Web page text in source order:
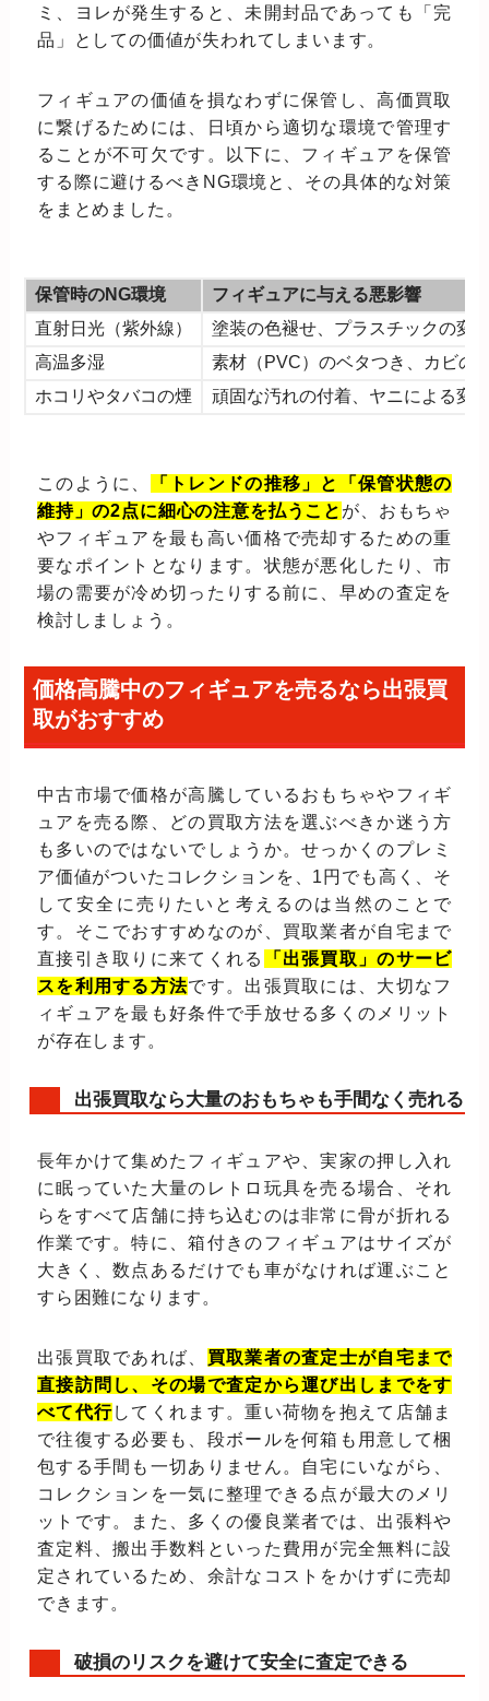
ミ、ヨレが発生すると、未開封品であっても「完
品」としての価値が失われてしまいます。
フィギュアの価値を損なわずに保管し、高価買取
に繋げるためには、日頃から適切な環境で管理す
ることが不可欠です。以下に、フィギュアを保管
する際に避けるべきNG環境と、その具体的な対策
をまとめました。
保管時のNG環境
フィギュアに与える悪影響
直射日光（紫外線）
塗装の色褪せ、プラスチックの変
高温多湿
素材（PVC）のベタつき、カビの
ホコリやタバコの煙
頑固な汚れの付着、ヤニによる変
このように、
「トレンドの推移」と「保管状態の
維持」の2点に細心の注意を払うこと が、おもちゃ
やフィギュアを最も高い価格で売却するための重
要なポイントとなります。状態が悪化したり、市
場の需要が冷め切ったりする前に、早めの査定を
検討しましょう。
価格高騰中のフィギュアを売るなら出張買
取がおすすめ
中古市場で価格が高騰しているおもちゃやフィギ
ュアを売る際、どの買取方法を選ぶべきか迷う方
も多いのではないでしょうか。せっかくのプレミ
ア価値がついたコレクションを、1円でも高く、そ
して安全に売りたいと考えるのは当然のことで
す。そこでおすすめなのが、買取業者が自宅まで
直接引き取りに来てくれる
「出張買取」のサービ
スを利用する方法です。出張買取には、大切なフ
ィギュアを最も好条件で手放せる多くのメリット
が存在します。
出張買取なら大量のおもちゃも手間なく売れる
長年かけて集めたフィギュアや、実家の押し入れ
に眠っていた大量のレトロ玩具を売る場合、それ
らをすべて店舗に持ち込むのは非常に骨が折れる
作業です。特に、箱付きのフィギュアはサイズが
大きく、数点あるだけでも車がなければ運ぶこと
すら困難になります。
出張買取であれば、 買取業者の査定士が自宅まで
直接訪問し、その場で査定から運び出しまでをす
べて代行してくれます。重い荷物を抱えて店舗ま
で往復する必要も、段ボールを何箱も用意して梱
包する手間も一切ありません。自宅にいながら、
コレクションを一気に整理できる点が最大のメリ
ットです。また、多くの優良業者では、出張料や
査定料、搬出手数料といった費用が完全無料に設
定されているため、余計なコストをかけずに売却
できます。
破損のリスクを避けて安全に査定できる